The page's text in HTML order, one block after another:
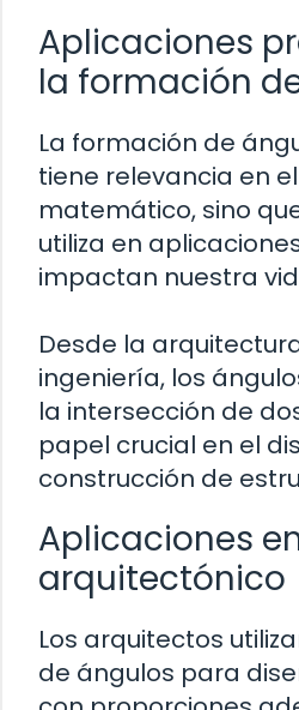
Aplicaciones
la formación
La formación de
tiene relevancia en
matemático, sino
utiliza en
impactan nuestra
Desde la
ingeniería, los
la intersección de
papel crucial en el
construcción de
Aplicaciones
arquitectónico
Los arquitectos
de ángulos para